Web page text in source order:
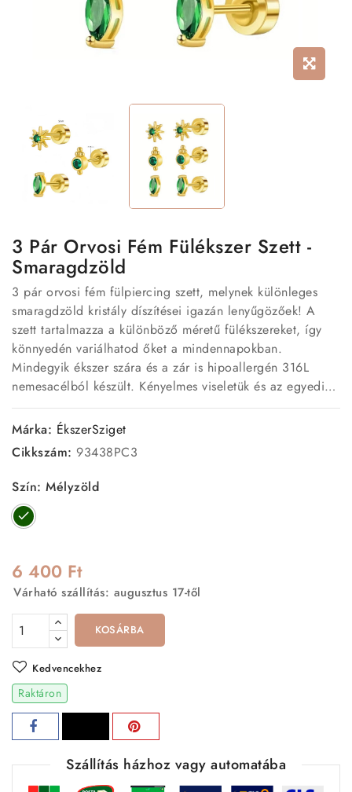
3 Pár Orvosi Fém Fülékszer Szett -
Smaragdzöld
3 pár orvosi fém fülpiercing szett, melynek különleges
smaragdzöld kristály díszítései igazán lenyűgözőek! A
szett tartalmazza a különböző méretű fülékszereket, így
könnyedén variálhatod őket a mindennapokban.
Mindegyik ékszer szára és a zár is hipoallergén 316L
nemesacélból készült. Kényelmes viseletük és az egyedi
designjuk miatt ezek az ékszerek tökéletesen alkalmasak
hétköznapi viseletre, de különleges alkalmakra is.
Márka: ÉkszerSziget
Cikkszám: 93438PC3
Szín: Mélyzöld
Mélyzöld
6 400 Ft
Várható szállítás: augusztus 17-től
KOSÁRBA
Kedvencekhez
Raktáron
Szállítás házhoz vagy automatába